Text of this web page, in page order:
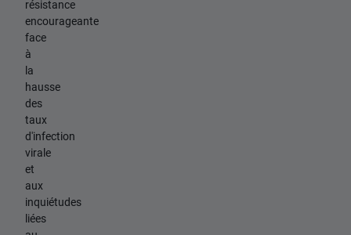
résistance
encourageante
face
à
la
hausse
des
taux
d'infection
virale
et
aux
inquiétudes
liées